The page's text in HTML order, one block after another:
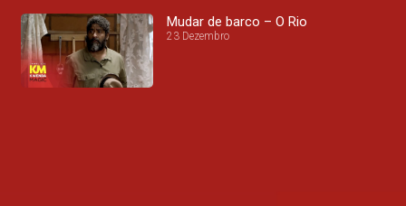
Mudar de barco – O Rio
23 Dezembro